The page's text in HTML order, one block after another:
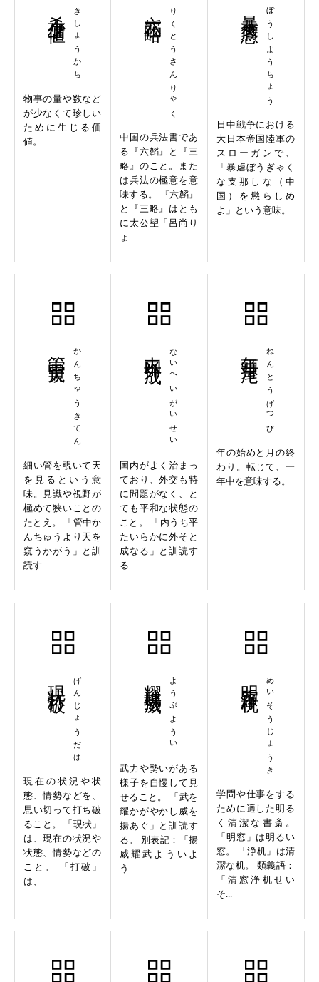
きしょうかち
物事の量や数など
が少なくて珍しい
ために生じる価
値。
りくとうさんりゃく
中国の兵法書であ
る『六韜』と『三
略』のこと。また
は兵法の極意を意
味する。 『六韜』
と『三略』はとも
に太公望「呂尚り
ょ...
ぼうしようちょう
日中戦争における
大日本帝国陸軍の
スローガンで、
「暴虐ぼうぎゃく
な支那しな（中
国）を懲らしめ
よ」という意味。
かんちゅうきてん
細い管を覗いて天
を見るという意
味。見識や視野が
極めて狭いことの
たとえ。 「管中か
んちゅうより天を
窺うかがう」と訓
読す...
ないへいがいせい
国内がよく治まっ
ており、外交も特
に問題がなく、と
ても平和な状態の
こと。 「内うち平
たいらかに外そと
成なる」と訓読す
る...
ねんとうげつび
年の始めと月の終
わり。転じて、一
年中を意味する。
げんじょうだは
現在の状況や状
態、情勢などを、
思い切って打ち破
ること。 「現状」
は、現在の状況や
状態、情勢などの
こと。 「打破」
は、...
ようぶようい
武力や勢いがある
様子を自慢して見
せること。 「武を
耀かがやかし威を
揚あぐ」と訓読す
る。 別表記：「揚
威耀武よういよ
う...
めいそうじょうき
学問や仕事をする
ために適した明る
く清潔な書斎。
「明窓」は明るい
窓。 「浄机」は清
潔な机。 類義語：
「清窓浄机せい
そ...